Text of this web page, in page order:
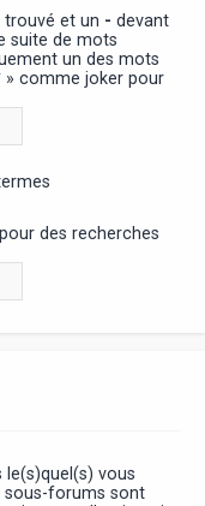
et un - devant
suite de mots
un des mots
» comme joker pour
des recherches
vous
sous-forums sont